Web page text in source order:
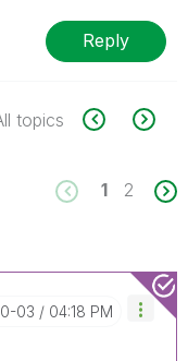
Reply
topics
1 2
03 04:18 PM